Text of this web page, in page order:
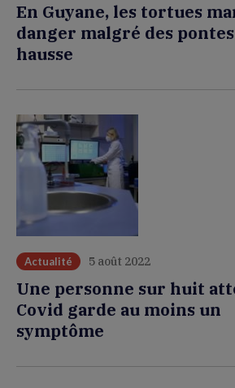
En Guyane, les tortues
danger malgré des
hausse
Actualité 5 août 2022
Une personne sur huit
Covid garde au moins un
symptôme